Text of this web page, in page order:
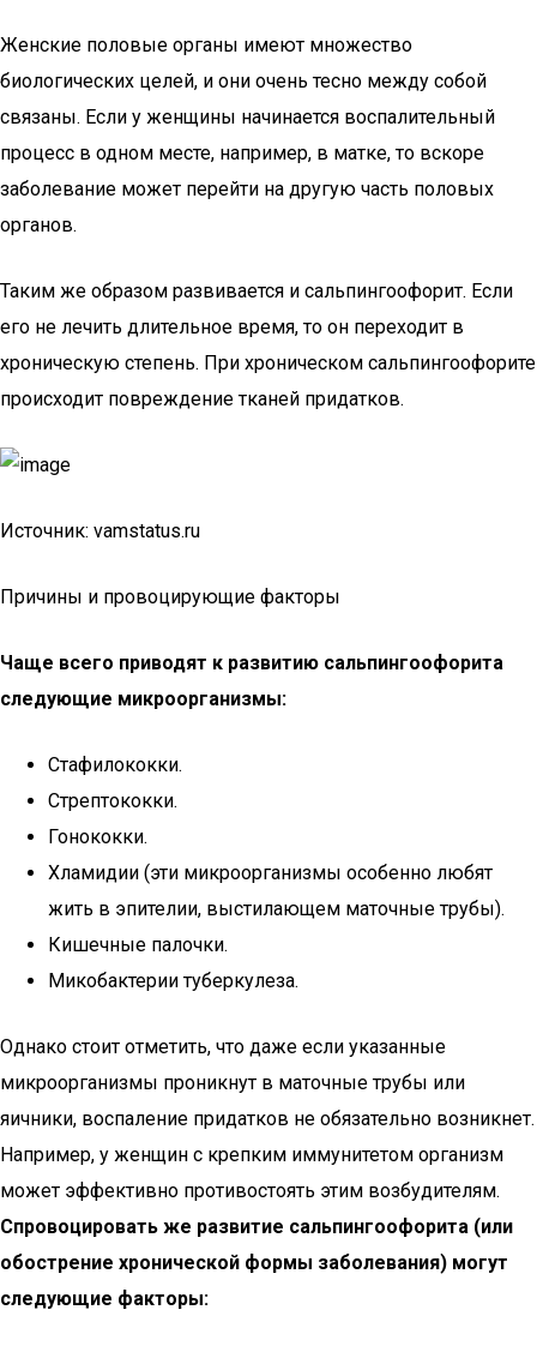
Женские половые органы имеют множество
биологических целей, и они очень тесно между собой
связаны. Если у женщины начинается воспалительный
процесс в одном месте, например, в матке, то вскоре
заболевание может перейти на другую часть половых
органов.
Таким же образом развивается и сальпингоофорит. Если
его не лечить длительное время, то он переходит в
хроническую степень. При хроническом сальпингоофорите
происходит повреждение тканей придатков.
Источник: vamstatus.ru
Причины и провоцирующие факторы
Чаще всего приводят к развитию сальпингоофорита
следующие микроорганизмы:
Стафилококки.
Стрептококки.
Гонококки.
Хламидии (эти микроорганизмы особенно любят
жить в эпителии, выстилающем маточные трубы).
Кишечные палочки.
Микобактерии туберкулеза.
Однако стоит отметить, что даже если указанные
микроорганизмы проникнут в маточные трубы или
яичники, воспаление придатков не обязательно возникнет.
Например, у женщин с крепким иммунитетом организм
может эффективно противостоять этим возбудителям.
Спровоцировать же развитие сальпингоофорита (или
обострение хронической формы заболевания) могут
следующие факторы: